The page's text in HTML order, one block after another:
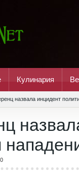
Кулинария
назвала инцидент